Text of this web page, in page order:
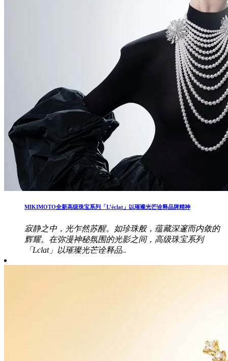
MIKIMOTO全新高级珠宝系列「L’éclat」以璀璨光芒诠释品牌精神
寂静之中，光乍然苏醒。如珍珠般，蕴藏深邃而内敛的
辉耀。在弥漫神秘氛围的光影之间，高级珠宝系列
「Lclat」以璀璨光芒诠释品..